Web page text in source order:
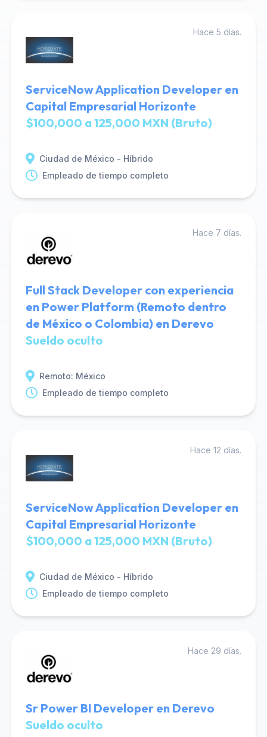
Hace 5 días.
ServiceNow Application Developer en
Capital Empresarial Horizonte
$100,000 a 125,000 MXN (Bruto)
Ciudad de México - Híbrido
Empleado de tiempo completo
Hace 7 días.
Full Stack Developer con experiencia
en Power Platform (Remoto dentro
de México o Colombia) en Derevo
Sueldo oculto
Remoto: México
Empleado de tiempo completo
Hace 12 días.
ServiceNow Application Developer en
Capital Empresarial Horizonte
$100,000 a 125,000 MXN (Bruto)
Ciudad de México - Híbrido
Empleado de tiempo completo
Hace 29 días.
Sr Power BI Developer en Derevo
Sueldo oculto